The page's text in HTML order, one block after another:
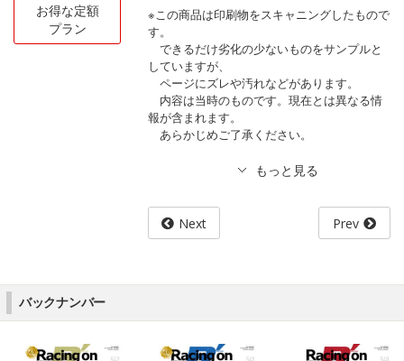
お得な定額
プラン
※この商品は印刷物をスキャニングしたもので
す。
できるだけ劣化の少ないものをサンプルと
していますが、
ページにズレや汚れなどがあります。
内容は当時のものです。現在とは異なる情
報が含まれます。
あらかじめご了承ください。
Next Prev
バックナンバー